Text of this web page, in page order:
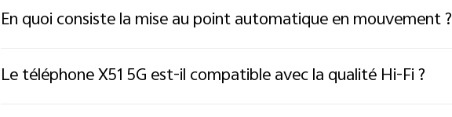
En quoi consiste la mise au point automatique en mouvement ?
Le téléphone X51 5G est-il compatible avec la qualité Hi-Fi ?